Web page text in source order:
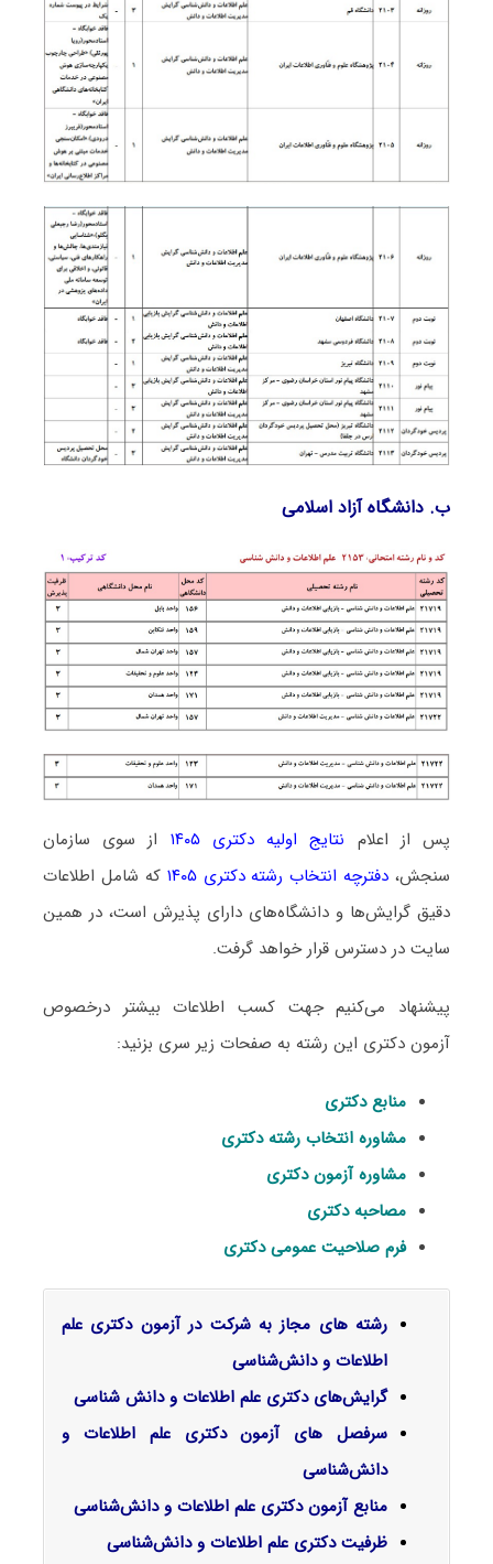
ب. دانشگاه آزاد اﺳﻼمی
پس از اعلام نتایج اولیه دکتری ۱۴۰۵
از سوی سازمان
سنجش، دفترچه انتخاب رشته دکتری ۱۴۰۵
که شامل اطلاعات
دقیق گرایش‌ها و دانشگاه‌های دارای پذیرش است، در همین
سایت در دسترس قرار خواهد گرفت.
پیشنهاد می‌کنیم جهت کسب اطلاعات بیشتر درخصوص
آزمون دکتری این رشته به صفحات زیر سری بزنید:
منابع دکتری
مشاوره انتخاب رشته دکتری
مشاوره آزمون دکتری
مصاحبه دکتری
فرم صلاحیت عمومی دکتری
رشته های مجاز به شرکت در آزمون دکتری علم
اطلاعات و دانش‌شناسی
گرایش‌های دکتری ﻋﻠﻢ اﻃﻼﻋﺎت و داﻧﺶ ﺷﻨﺎسی
سرفصل‌ های آزمون دکتری علم اطلاعات و
دانش‌شناسی
منابع آزمون دکتری علم اطلاعات و دانش‌شناسی
ظرفیت دکتری علم اطلاعات و دانش‌شناسی